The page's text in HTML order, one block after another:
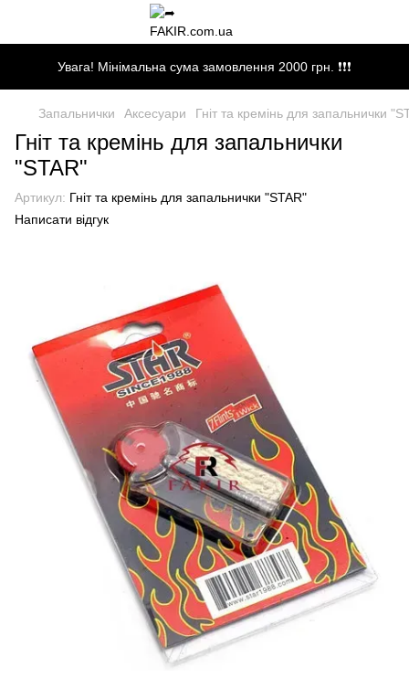
Увага! Мінімальна сума замовлення 2000 грн. ❗❗❗
Запальнички Аксесуари Гніт та кремінь для запальнички
Гніт та кремінь для запальнички
"STAR"
Артикул: Гніт та кремінь для запальнички "STAR"
Написати відгук